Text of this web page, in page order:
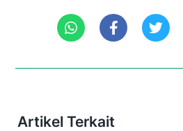
Artikel Terkait